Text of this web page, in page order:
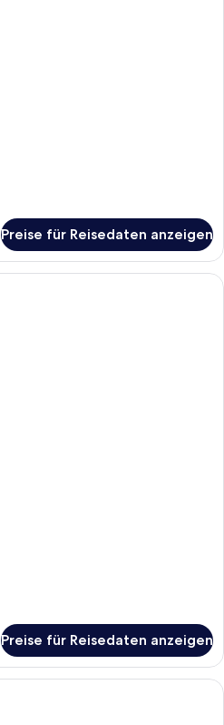
Preise für Reisedaten anzeigen
Preise für Reisedaten anzeigen